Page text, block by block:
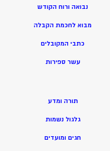
נבואה ורוח הקודש
מבוא לחכמת הקבלה
כתבי המקובלים
עשר ספירות
תורה ומדע
גלגול נשמות
חגים ומועדים